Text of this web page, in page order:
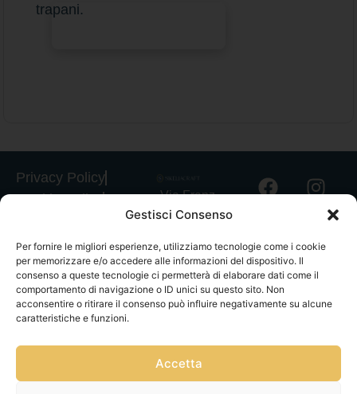
Gestisci Consenso
Per fornire le migliori esperienze, utilizziamo tecnologie come i cookie
per memorizzare e/o accedere alle informazioni del dispositivo. Il
consenso a queste tecnologie ci permetterà di elaborare dati come il
comportamento di navigazione o ID unici su questo sito. Non
acconsentire o ritirare il consenso può influire negativamente su alcune
caratteristiche e funzioni.
Accetta
trapani.
Privacy Policy
Cookie Policy
Spedizioni
Informativa
GPSR
Termini e
Servizio Clienti
consensi
Via Franz
Fischietti, 15
Palermo
+39
3939546162
info@sikeliac
+39
3757750152